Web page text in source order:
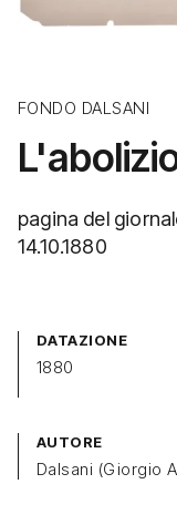
FONDO DALSANI
pagina del
14.10.1880
DATAZIONE
1880
AUTORE
Dalsani (Giorgio